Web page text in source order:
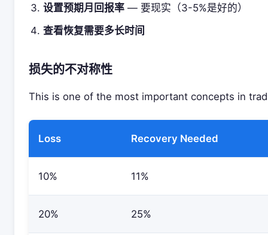
设置预期月回报率 — 要现实（3-5%是好的）
查看恢复需要多长时间
损失的不对称性
This is one of the most important concepts in
Loss Recovery Needed
10% 11%
20% 25%